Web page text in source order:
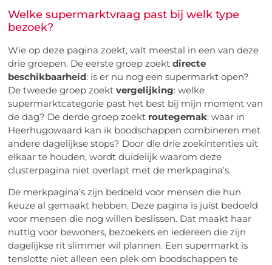
Welke supermarktvraag past bij welk type
bezoek?
Wie op deze pagina zoekt, valt meestal in een van deze
drie groepen. De eerste groep zoektdirecte
beschikbaarheid: is er nu nog een supermarkt open?
De tweede groep zoektvergelijking: welke
supermarktcategorie past het best bij mijn moment van
de dag? De derde groep zoekt routegemak: waar in
Heerhugowaard kan ik boodschappen combineren met
andere dagelijkse stops? Door die drie zoekintenties uit
elkaar te houden, wordt duidelijk waarom deze
clusterpagina niet overlapt met de merkpagina’s.
De merkpagina’s zijn bedoeld voor mensen die hun
keuze al gemaakt hebben. Deze pagina is juist bedoeld
voor mensen die nog willen beslissen. Dat maakt haar
nuttig voor bewoners, bezoekers en iedereen die zijn
dagelijkse rit slimmer wil plannen. Een supermarkt is
tenslotte niet alleen een plek om boodschappen te